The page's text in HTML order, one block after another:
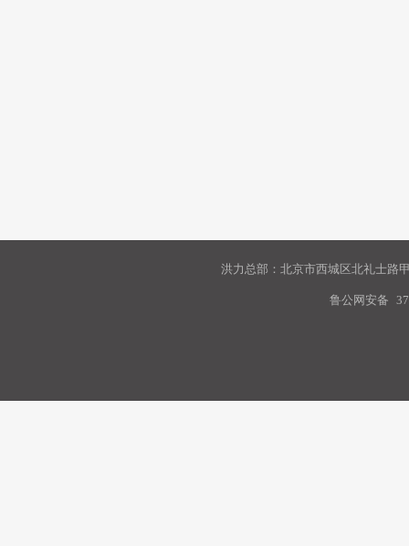
洪力总部：北京市西城区北礼士路
鲁公网安备